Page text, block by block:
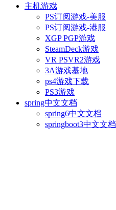
主机游戏
PS订阅游戏-美服
PS订阅游戏-港服
XGP PGP游戏
SteamDeck游戏
VR PSVR2游戏
3A游戏基地
ps4游戏下载
PS3游戏
spring中文文档
spring6中文文档
springboot3中文文档